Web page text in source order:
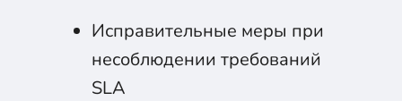
Исправительные меры при
несоблюдении требований
SLA